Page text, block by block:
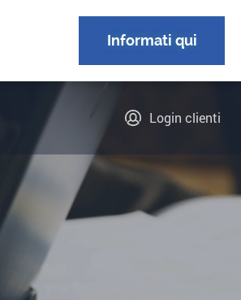
Informati qui
Login clienti